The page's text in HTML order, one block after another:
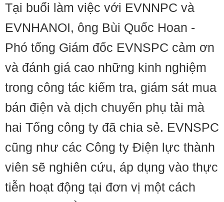
Tại buổi làm việc với EVNNPC và
EVNHANOI, ông Bùi Quốc Hoan -
Phó tổng Giám đốc EVNSPC cảm ơn
và đánh giá cao những kinh nghiệm
trong công tác kiểm tra, giám sát mua
bán điện và dịch chuyển phụ tải mà
hai Tổng công ty đã chia sẻ. EVNSPC
cũng như các Công ty Điện lực thành
viên sẽ nghiên cứu, áp dụng vào thực
tiễn hoạt động tại đơn vị một cách